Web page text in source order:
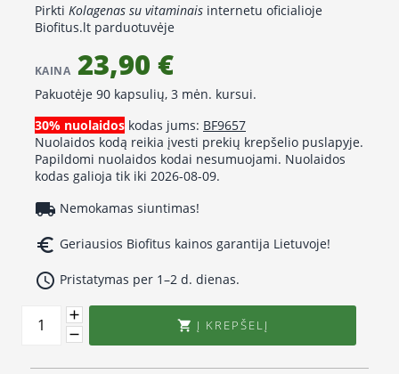
Pirkti Kolagenas su vitaminais internetu oficialioje
Biofitus.lt parduotuvėje
KAINA 23,90 €
Pakuotėje 90 kapsulių, 3 mėn. kursui.
30% nuolaidos kodas jums: BF9657
Nuolaidos kodą reikia įvesti prekių krepšelio puslapyje.
Papildomi nuolaidos kodai nesumuojami. Nuolaidos
kodas galioja tik iki 2026-08-09.
local_shipping Nemokamas siuntimas!
euro_symbol Geriausios Biofitus kainos garantija Lietuvoje!
access_time Pristatymas per 1–2 d. dienas.
 Į KREPŠELĮ